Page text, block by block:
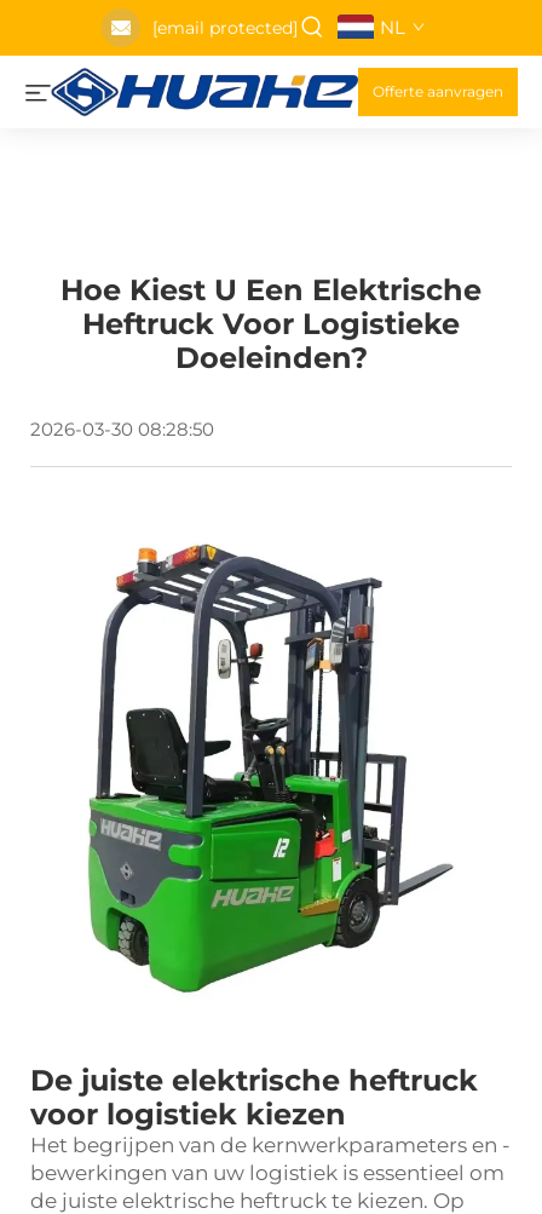
[email protected] NL
Offerte aanvragen
Hoe Kiest U Een Elektrische
Heftruck Voor Logistieke
Doeleinden?
2026-03-30 08:28:50
De juiste elektrische heftruck
voor logistiek kiezen
Het begrijpen van de kernwerkparameters en -
bewerkingen van uw logistiek is essentieel om
de juiste elektrische heftruck te kiezen. Op